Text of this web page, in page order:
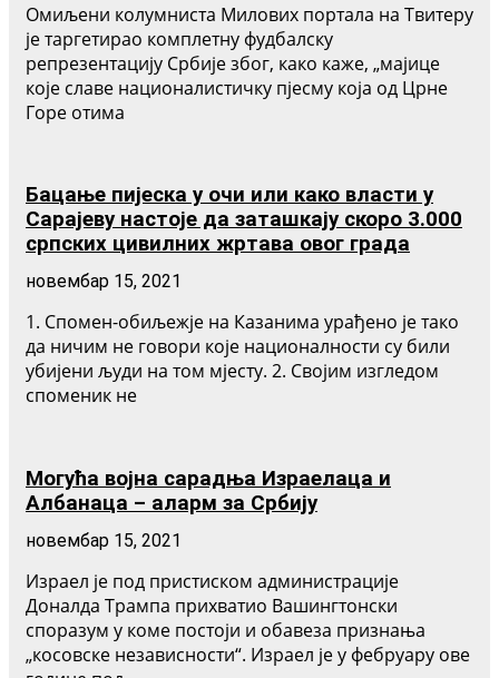
Омиљени колумниста Милових портала на Твитеру
је таргетирао комплетну фудбалску
репрезентацију Србије због, како каже, „мајице
које славе националистичку пјесму која од Црне
Горе отима
Бацање пијеска у очи или како власти у
Сарајеву настоје да заташкају скоро 3.000
српских цивилних жртава овог града
новембар 15, 2021
1. Спомен-обиљежје на Казанима урађено је тако
да ничим не говори које националности су били
убијени људи на том мјесту. 2. Својим изгледом
споменик не
Могућа војна сарадња Израелаца и
Албанаца – аларм за Србију
новембар 15, 2021
Израел је под пристиском администрације
Доналда Трампа прихватио Вашингтонски
споразум у коме постоји и обавеза признања
„косовске независности“. Израел је у фебруару ове